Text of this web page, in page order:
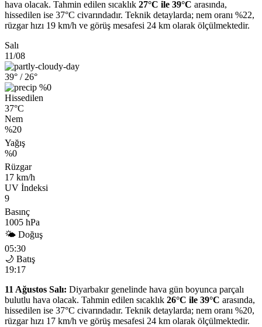
hava olacak. Tahmin edilen sıcaklık 27°C ile 39°C arasında,
hissedilen ise 37°C civarındadır. Teknik detaylarda; nem oranı %22,
rüzgar hızı 19 km/h ve görüş mesafesi 24 km olarak ölçülmektedir.
Salı
11/08
39° / 26°
%0
Hissedilen
37°C
Nem
%20
Yağış
%0
Rüzgar
17 km/h
UV İndeksi
9
Basınç
1005 hPa
🌤 Doğuş
05:30
🌙 Batış
19:17
11 Ağustos Salı: Diyarbakır genelinde hava gün boyunca parçalı
bulutlu hava olacak. Tahmin edilen sıcaklık 26°C ile 39°C arasında,
hissedilen ise 37°C civarındadır. Teknik detaylarda; nem oranı %20,
rüzgar hızı 17 km/h ve görüş mesafesi 24 km olarak ölçülmektedir.